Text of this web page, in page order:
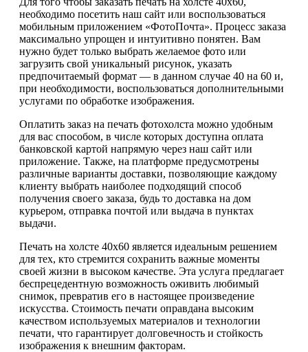
необходимо посетить наш сайт или воспользоваться
мобильным приложением «ФотоПочта». Процесс заказа
максимально упрощен и интуитивно понятен. Вам
нужно будет только выбрать желаемое фото или
загрузить свой уникальный рисунок, указать
предпочитаемый формат — в данном случае 40 на 60 и,
при необходимости, воспользоваться дополнительными
услугами по обработке изображения.
Оплатить заказ на печать фотохолста можно удобным
для вас способом, в числе которых доступна оплата
банковской картой напрямую через наш сайт или
приложение. Также, на платформе предусмотрены
различные варианты доставки, позволяющие каждому
клиенту выбрать наиболее подходящий способ
получения своего заказа, будь то доставка на дом
курьером, отправка почтой или выдача в пунктах
выдачи.
Печать на холсте 40х60 является идеальным решением
для тех, кто стремится сохранить важные моменты
своей жизни в высоком качестве. Эта услуга предлагает
беспрецедентную возможность оживить любимый
снимок, превратив его в настоящее произведение
искусства. Стоимость печати оправдана высоким
качеством используемых материалов и технологии
печати, что гарантирует долговечность и стойкость
изображения к внешним факторам.